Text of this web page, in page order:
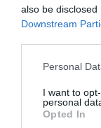
also be
Downstream
Please note that
not limited to
grant or deny
use your data
Personal
I want to
personal
Opted In
A FOCIRAJONGÓK